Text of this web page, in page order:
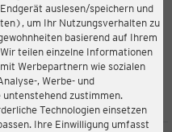
auslesen/speichern und
um Ihr Nutzungsverhalten zu
basierend auf Ihrem
teilen einzelne Informationen
Werbepartnern wie sozialen
, Werbe- und
untenstehend zustimmen.
Technologien einsetzen
Ihre Einwilligung umfasst
2
AKTIONEN